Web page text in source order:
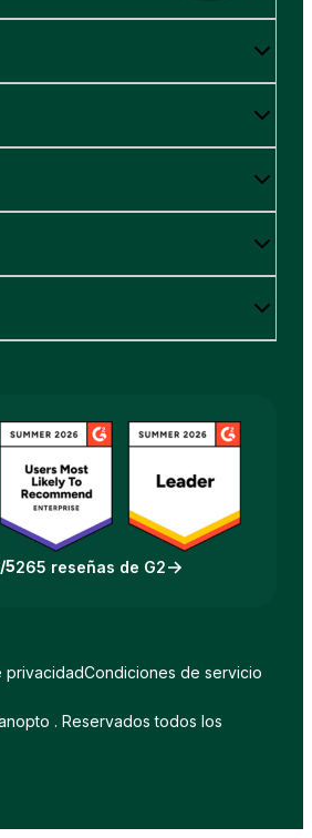
5265 reseñas de G2
privacidadCondiciones de servicio
. Reservados todos los